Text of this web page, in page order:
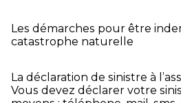
Les démarches pour être
catastrophe naturelle
La déclaration de sinistre à
Vous devez déclarer votre